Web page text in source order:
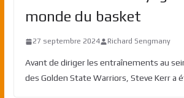
monde du basket
27 septembre 2024 Richard Sengmany
Avant de diriger les entraînements au
des Golden State Warriors, Steve Kerr a